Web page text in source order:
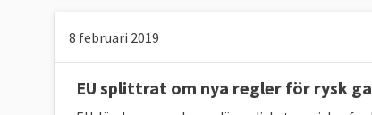
8 februari 2019
EU splittrat om nya regler för rysk